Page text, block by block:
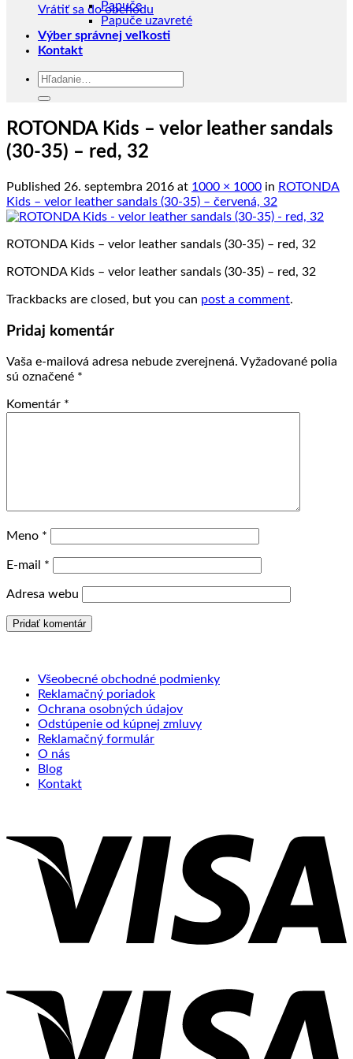
Vrátiť sa do obchodu
Papuče
Papuče uzavreté
Výber správnej veľkosti
Kontakt
Hľadať:
ROTONDA Kids – velor leather sandals
(30-35) – red, 32
Published 26. septembra 2016 at 1000 × 1000 in ROTONDA
Kids – velor leather sandals (30-35) – červená, 32
ROTONDA Kids – velor leather sandals (30-35) – red, 32
ROTONDA Kids – velor leather sandals (30-35) – red, 32
Trackbacks are closed, but you can post a comment.
Pridaj komentár
Vaša e-mailová adresa nebude zverejnená. Vyžadované polia
sú označené *
Komentár *
Meno *
E-mail *
Adresa webu
Všeobecné obchodné podmienky
Reklamačný poriadok
Ochrana osobných údajov
Odstúpenie od kúpnej zmluvy
Reklamačný formulár
O nás
Blog
Kontakt